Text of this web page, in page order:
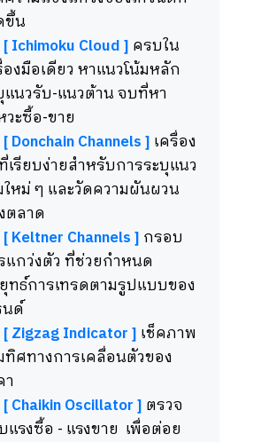
ขึ้น
Ichimoku Cloud ] ครบใน
องมือเดียว หาแนวโน้มหลัก
แนวรับ-แนวต้าน จบที่หา
วะซื้อ-ขาย
Donchain Channels ] เครื่อง
เรียบง่ายสำหรับการระบุแนว
ใหม่ ๆ และวัดความผันผวน
ตลาด
Keltner Channels ] กรอบ
แกว่งตัว ที่ช่วยกำหนด
ทธ์การเทรดตามรูปแบบของ
นด์
Zigzag Indicator ] เช็คภาพ
ทิศทางการเคลื่อนตัวของ
า
Chaikin Oscillator ] ตรวจ
แรงซื้อ - แรงขาย เพื่อต่อย